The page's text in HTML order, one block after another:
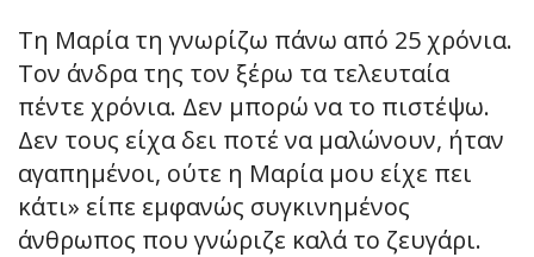
Τη Μαρία τη γνωρίζω πάνω από 25 χρόνια.
Τον άνδρα της τον ξέρω τα τελευταία
πέντε χρόνια. Δεν μπορώ να το πιστέψω.
Δεν τους είχα δει ποτέ να μαλώνουν, ήταν
αγαπημένοι, ούτε η Μαρία μου είχε πει
κάτι» είπε εμφανώς συγκινημένος
άνθρωπος που γνώριζε καλά το ζευγάρι.